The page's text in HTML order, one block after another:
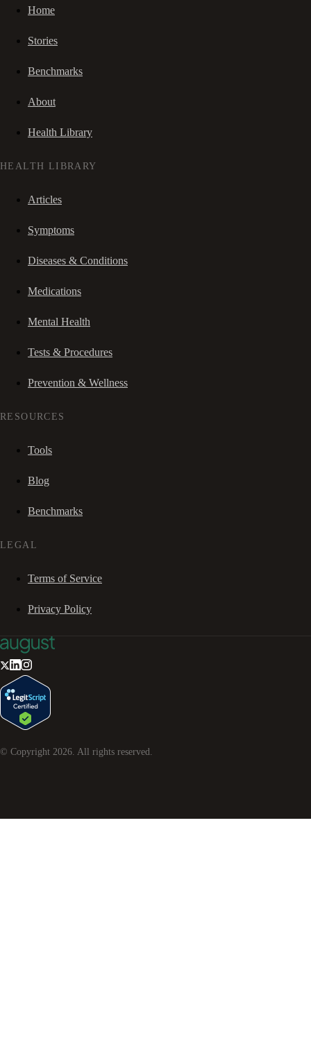
Home
Stories
Benchmarks
About
Health Library
HEALTH LIBRARY
Articles
Symptoms
Diseases & Conditions
Medications
Mental Health
Tests & Procedures
Prevention & Wellness
RESOURCES
Tools
Blog
Benchmarks
LEGAL
Terms of Service
Privacy Policy
© Copyright 2026 . All rights reserved.